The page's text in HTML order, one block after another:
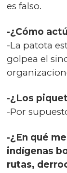
es falso.
-¿Cómo
-La patota
golpea el
-¿Los
-Por
-¿En qué
indígenas
rutas,